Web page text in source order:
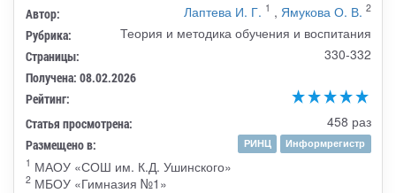
Автор: Лаптева И. Г. 1 , Ямукова О. В. 2
Рубрика: Теория и методика обучения и воспитания
Страницы: 330-332
Получена: 08.02.2026
Рейтинг:
Статья просмотрена:
458 раз
Размещено в: РИНЦ
Информрегистр
1 МАОУ «СОШ им. К.Д. Ушинского»
2МБОУ «Гимназия №1»